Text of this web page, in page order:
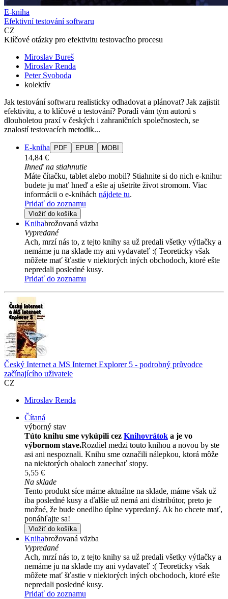
E-kniha
Efektivní testování softwaru
CZ
Klíčové otázky pro efektivitu testovacího procesu
Miroslav Bureš
Miroslav Renda
Peter Svoboda
kolektív
Jak testování softwaru realisticky odhadovat a plánovat? Jak zajistit
efektivitu, a to klíčové u testování? Poradí vám tým autorů s
dlouholetou praxí v českých i zahraničních společnostech, se
znalostí testovacích metodik...
E-kniha PDF EPUB MOBI
14,84 €
Ihneď na stiahnutie
Máte čítačku, tablet alebo mobil? Stiahnite si do nich e-knihu:
budete ju mať hneď a ešte aj ušetríte život stromom. Viac
informácii o e-knihách nájdete tu.
Pridať do zoznamu
Vložiť do košíka
Knihabrožovaná väzba
Vypredané
Ach, mrzí nás to, z tejto knihy sa už predali všetky výtlačky a
nemáme ju na sklade my ani vydavateľ :( Teoreticky však
môžete mať šťastie v niektorých iných obchodoch, ktoré ešte
nepredali posledné kusy.
Pridať do zoznamu
Český Internet a MS Internet Explorer 5 - podrobný průvodce
začínajícího uživatele
CZ
Miroslav Renda
Čítaná
výborný stav
Túto knihu sme vykúpili cez Knihovrátok a je vo
výbornom stave.Rozdiel medzi touto knihou a novou by ste
asi ani nespoznali. Knihu sme označili nálepkou, ktorá môže
na niektorých obaloch zanechať stopy.
5,55 €
Na sklade
Tento produkt síce máme aktuálne na sklade, máme však už
iba posledné kusy a ďalšie už nemá ani distribútor, preto je
možné, že bude onedlho úplne vypredaný. Ak ho chcete mať,
ponáhľajte sa!
Vložiť do košíka
Knihabrožovaná väzba
Vypredané
Ach, mrzí nás to, z tejto knihy sa už predali všetky výtlačky a
nemáme ju na sklade my ani vydavateľ :( Teoreticky však
môžete mať šťastie v niektorých iných obchodoch, ktoré ešte
nepredali posledné kusy.
Pridať do zoznamu